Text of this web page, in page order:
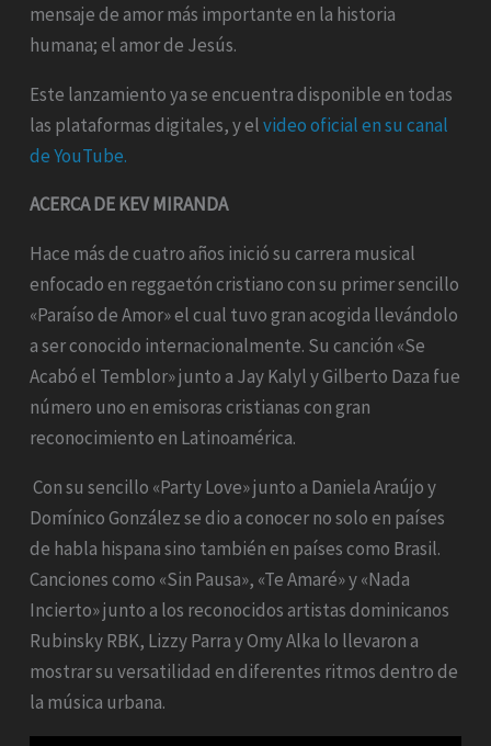
mensaje de amor más importante en la historia
humana; el amor de Jesús.
Este lanzamiento ya se encuentra disponible en todas
las plataformas digitales, y elvideo oficial en su canal
de YouTube.
ACERCA DE KEV MIRANDA
Hace más de cuatro años inició su carrera musical
enfocado en reggaetón cristiano con su primer sencillo
«Paraíso de Amor» el cual tuvo gran acogida llevándolo
a ser conocido internacionalmente. Su canción «Se
Acabó el Temblor» junto a Jay Kalyl y Gilberto Daza fue
número uno en emisoras cristianas con gran
reconocimiento en Latinoamérica.
Con su sencillo «Party Love» junto a Daniela Araújo y
Domínico González se dio a conocer no solo en países
de habla hispana sino también en países como Brasil.
Canciones como «Sin Pausa», «Te Amaré» y «Nada
Incierto» junto a los reconocidos artistas dominicanos
Rubinsky RBK, Lizzy Parra y Omy Alka lo llevaron a
mostrar su versatilidad en diferentes ritmos dentro de
la música urbana.